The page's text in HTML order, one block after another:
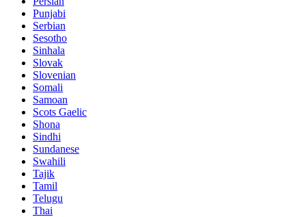
Punjabi
Serbian
Sesotho
Sinhala
Slovak
Slovenian
Somali
Samoan
Scots Gaelic
Shona
Sindhi
Sundanese
Swahili
Tajik
Tamil
Telugu
Thai